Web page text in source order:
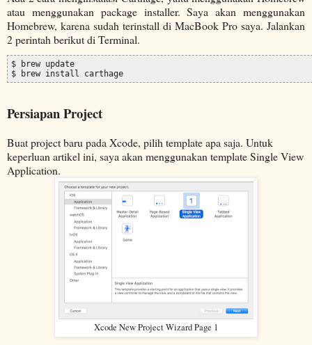
atau menggunakan package installer. Saya akan menggunakan
Homebrew, karena sudah terinstall di MacBook Pro saya. Jalankan
2 perintah berikut di Terminal.
$ brew update
$ brew install carthage
Persiapan Project
Buat project baru pada Xcode, pilih template apa saja. Untuk
keperluan artikel ini, saya akan menggunakan template Single View
Application.
Xcode New Project Wizard Page 1